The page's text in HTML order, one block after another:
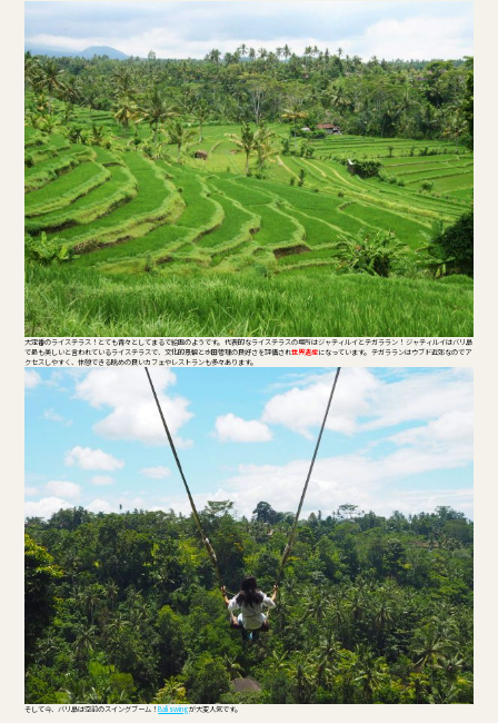
大定番のライステラス！とても青々としてまるで絵画のようです。 代表的なライステラスの場所はジャティルイとテガララン！ ジャティルイはバリ島
で最も美しいと言われているライステラスで、文化的景観と水田管理の良好さを評価され世界遺産になっています。 テガラランはウブド近郊なのでア
クセスしやすく、休憩できる眺めの良いカフェやレストランも多々あります。
そして今、バリ島は空前のスイングブーム！Bali swingが大変人気です。